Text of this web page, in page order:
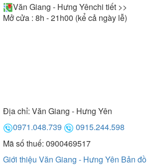
Văn Giang - Hưng Yênchi tiết >>
Mở cửa : 8h - 21h00 (kể cả ngày lễ)
Địa chỉ: Văn Giang - Hưng Yên
0971.048.739
0915.244.598
Mã số thuế: 0900469517
Giới thiệu Văn Giang - Hưng Yên Bản đồ